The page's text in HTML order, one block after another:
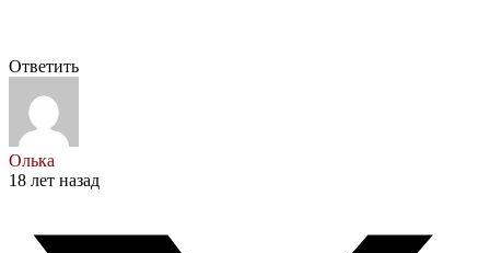
Ответить
Олька
18 лет назад